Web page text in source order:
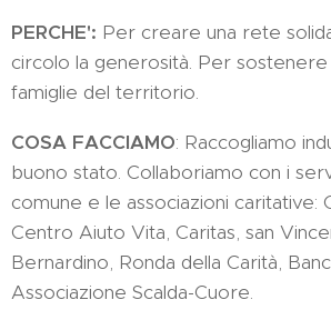
PERCHE': Per creare una rete
circolo la generosità. Per
famiglie del territorio.
COSA FACCIAMO: Raccogliamo
buono stato. Collaboriamo con i
comune e le associazioni caritative:
Centro Aiuto Vita, Caritas, san
Bernardino, Ronda della Carità,
Associazione Scalda-Cuore.